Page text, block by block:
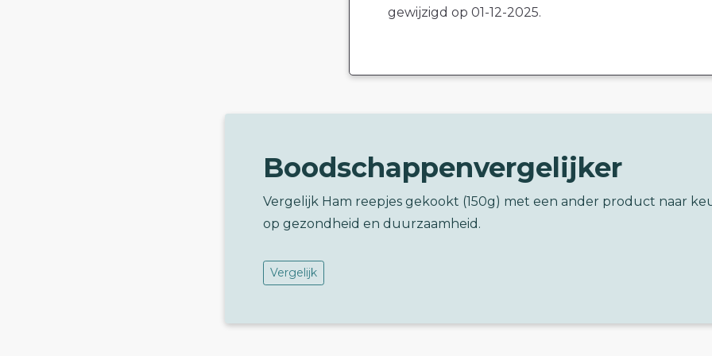
gewijzigd op 01-12-2025.
Boodschappenvergelijker
Vergelijk Ham reepjes gekookt (150g) met een ander product naar
op gezondheid en duurzaamheid.
Vergelijk